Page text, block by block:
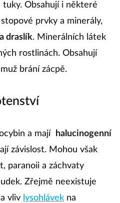
Obsahují i některé
prvky a minerály,
draslík. Minerálních látek
rostlinách. Obsahují
brání zácpě.
a mají
halucinogenní
závislost. Mohou však
paranoii a záchvaty
Zřejmě neexistuje
vliv lysohlávek na